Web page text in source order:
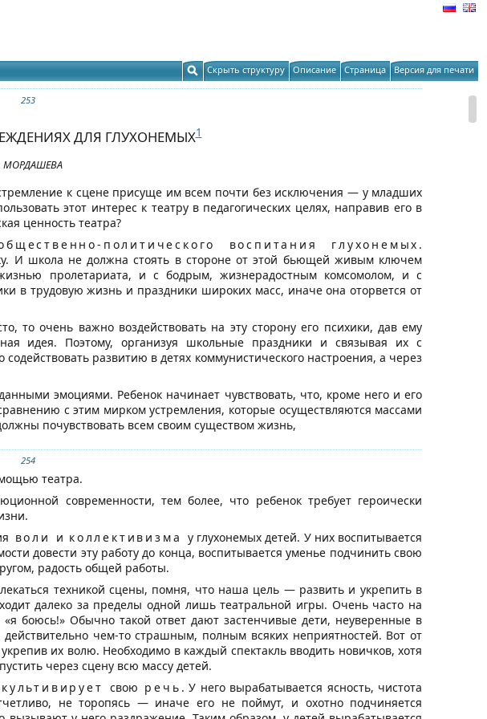
Скрыть структуру Описание Страница Версия для печати
253
ДЛЯ ГЛУХОНЕМЫХ1
МОРДАШЕВА
к сцене присуще им всем почти без исключения — у младших
этот интерес к театру в педагогических целях, направив его в
ценность театра?
политического воспитания глухонемых .
И школа не должна стоять в стороне от этой бьющей живым ключем
пролетариата, и с бодрым, жизнерадостным комсомолом, и с
в трудовую жизнь и праздники широких масс, иначе она оторвется от
то очень важно воздействовать на эту сторону его психики, дав ему
идея. Поэтому, организуя школьные праздники и связывая их с
развитию в детях коммунистического настроения, а через
эмоциями. Ребенок начинает чувствовать, что, кроме него и его
с этим мирком устремления, которые осуществляются массами
почувствовать всем своим существом жизнь,
254
театра.
современности, тем более, что ребенок требует героически
воли и коллективизма у глухонемых детей. У них воспитывается
довести эту работу до конца, воспитывается уменье подчинить свою
радость общей работы.
техникой сцены, помня, что наша цель — развить и укрепить в
далеко за пределы одной лишь театральной игры. Очень часто на
боюсь!» Обычно такой ответ дают застенчивые дети, неуверенные в
чем-то страшным, полным всяких неприятностей. Вот от
их волю. Необходимо в каждый спектакль вводить новичков, хотя
через сцену всю массу детей.
культивирует свою речь . У него вырабатывается ясность, чистота
не торопясь — иначе его не поймут, и охотно подчиняется